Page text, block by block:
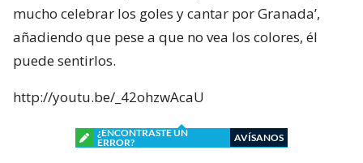
mucho celebrar los goles y cantar por Granada’,
añadiendo que pese a que no vea los colores, él
puede sentirlos.
http://youtu.be/_42ohzwAcaU
¿ENCONTRASTE UN
ERROR?
AVÍSANOS